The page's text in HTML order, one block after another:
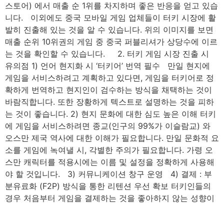
스토어) 에서 매출 순 1위를 차지하며 좋은 반응을 얻고 있습
니다. 이외에도 중국 모바일 게임 업체들이 터키 시장에 활
발히 진출해 있는 것을 알 수 있습니다. 위의 이미지를 보면
매출 순위 10위권의 게임 중 중국 퍼블리셔가 상당수에 이르
는 것을 확인할 수 있습니다. 2. 터키 게임 시장 진출 시
유의점 1) 언어 현지화 시 ‘터키어’ 번역 필수 만일 현지에
게임을 서비스하려고 계획하고 있다면, 게임을 터키어로 정
확하게 번역하고 현지인이 검수하는 방식을 채택하는 것이
바람직합니다. 또한 장황하게 텍스트로 설명하는 것을 피하
는 것이 좋습니다. 2) 현지 문화에 대한 심도 높은 이해 터키
에 게임을 서비스하려면 종교(인구의 99%가 이슬람교) 와
오스만 제국 역사에 대한 이해가 필요합니다. 만일 문화적 요
소를 게임에 녹여낼 시, 각별한 주의가 필요합니다. 가령 오
스만 캐릭터를 적용시에는 이름 및 설정을 정확하게 사용해
야 할 것입니다. 3) 커뮤니케이션 창구 운영 4) 결제 : 부
분유료화 (F2P) 방식을 통한 리텐션 우선 확보 터키인들의
경우 처음부터 게임을 결제하는 것을 좋아하지 않는 성향이